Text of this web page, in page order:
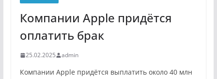
Компании Apple придётся
оплатить брак
25.02.2025 admin
Компании Apple придётся выплатить около 40 млн